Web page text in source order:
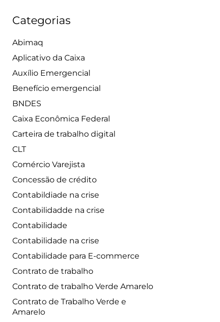
Categorias
Abimaq
Aplicativo da Caixa
Auxílio Emergencial
Benefício emergencial
BNDES
Caixa Econômica Federal
Carteira de trabalho digital
CLT
Comércio Varejista
Concessão de crédito
Contabildiade na crise
Contabilidadde na crise
Contabilidade
Contabilidade na crise
Contabilidade para E-commerce
Contrato de trabalho
Contrato de trabalho Verde Amarelo
Contrato de Trabalho Verde e
Amarelo